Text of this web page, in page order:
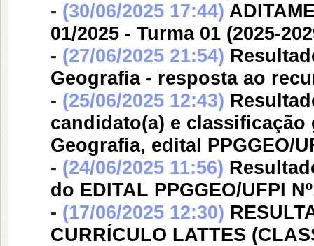
- (30/06/2025 17:44)
01/2025 - Turma 01 (2025-
- (27/06/2025 21:54)
Geografia - resposta ao
- (25/06/2025 12:43)
candidato(a) e
Geografia, edital PPGGEO/
- (24/06/2025 11:56)
do EDITAL PPGGEO/UFPI
- (17/06/2025 12:30)
CURRÍCULO LATTES